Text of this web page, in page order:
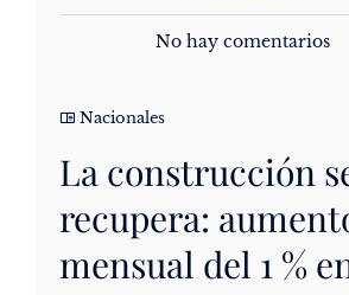
No hay comentarios
Nacionales
La construcción
recupera:
mensual del 1 %